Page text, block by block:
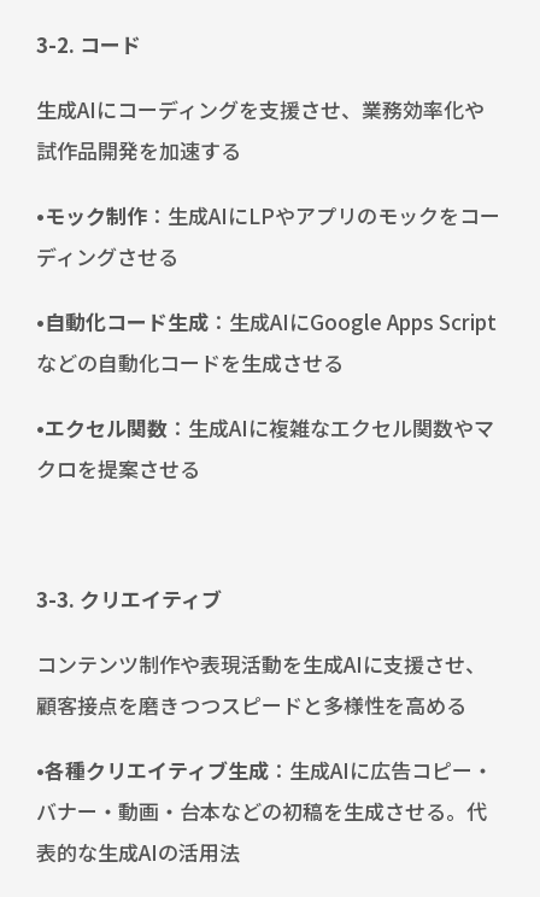
3-2. コード
生成AIにコーディングを支援させ、業務効率化や
試作品開発を加速する
•モック制作 ：生成AIにLPやアプリのモックをコー
ディングさせる
•自動化コード生成 ：生成AIにGoogle Apps Script
などの自動化コードを生成させる
•エクセル関数 ：生成AIに複雑なエクセル関数やマ
クロを提案させる
3-3. クリエイティブ
コンテンツ制作や表現活動を生成AIに支援させ、
顧客接点を磨きつつスピードと多様性を高める
•各種クリエイティブ生成 ：生成AIに広告コピー・
バナー・動画・台本などの初稿を生成させる。代
表的な生成AIの活用法